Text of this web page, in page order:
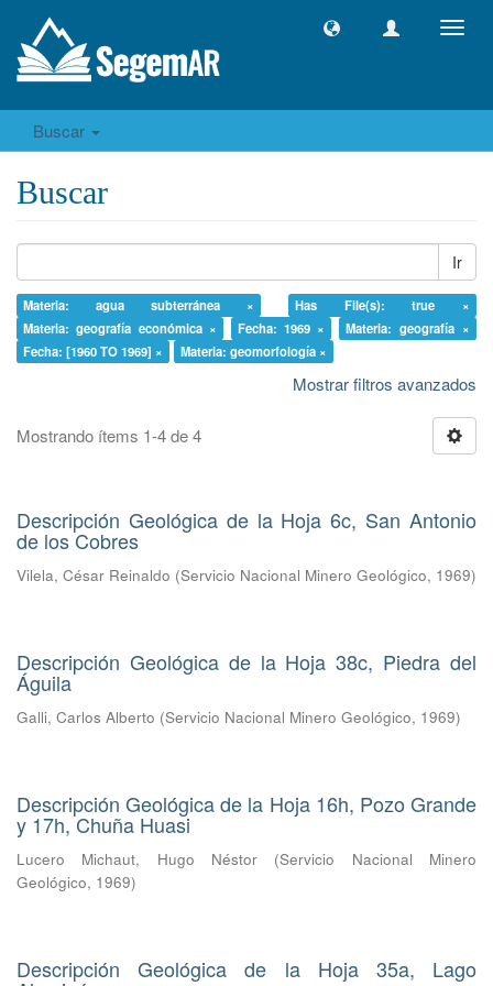
Buscar
Buscar
Ir
Materia: agua subterránea ×
Has File(s): true ×
Materia: geografía económica ×
Fecha: 1969 ×
Materia: geografía ×
Fecha: [1960 TO 1969] ×
Materia: geomorfología ×
Mostrar filtros avanzados
Mostrando ítems 1-4 de 4
Descripción Geológica de la Hoja 6c, San Antonio
de los Cobres
Vilela, César Reinaldo (Servicio Nacional Minero Geológico, 1969)
Descripción Geológica de la Hoja 38c, Piedra del
Águila
Galli, Carlos Alberto (Servicio Nacional Minero Geológico, 1969)
Descripción Geológica de la Hoja 16h, Pozo Grande
y 17h, Chuña Huasi
Lucero Michaut, Hugo Néstor (Servicio Nacional Minero
Geológico, 1969)
Descripción Geológica de la Hoja 35a, Lago